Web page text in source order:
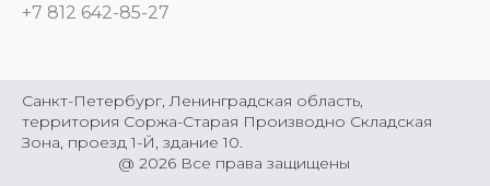
+7 812 642-85-27
@ 2026 Все права защищены
Санкт-Петербург, Ленинградская область,
территория Соржа-Старая Производно Складская
Зона, проезд 1-Й, здание 10.